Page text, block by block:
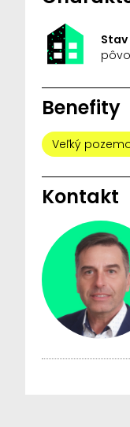
Benefity
Veľký
Kontakt